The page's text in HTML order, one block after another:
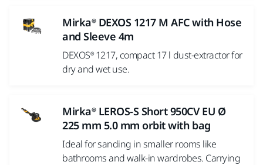
Mirka® DEXOS 1217 M AFC with Hose
and Sleeve 4m
DEXOS® 1217, compact 17 l dust-extractor for
dry and wet use.
Mirka® LEROS-S Short 950CV EU Ø
225 mm 5.0 mm orbit with bag
Ideal for sanding in smaller rooms like
bathrooms and walk-in wardrobes. Carrying